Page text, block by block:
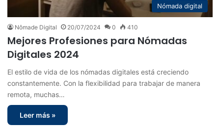
Nómada digital
Nômade Digital 20/07/2024 0 410
Mejores Profesiones para Nómadas
Digitales 2024
El estilo de vida de los nómadas digitales está creciendo
constantemente. Con la flexibilidad para trabajar de manera
remota, muchas…
Leer más »